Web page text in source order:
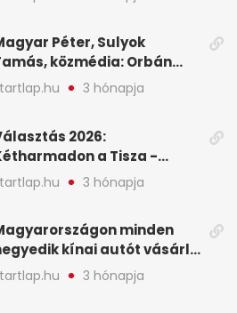
Péter, Sulyok
közmédia: Orbán
április 13. óta hallgat,
közben pörögnek az
3 hónapja
2026:
a Tisza -
hogyan alakulnak
a mandátumok
3 hónapja
minden
kínai autót vásárló
Chery mellett döntött (X)
3 hónapja